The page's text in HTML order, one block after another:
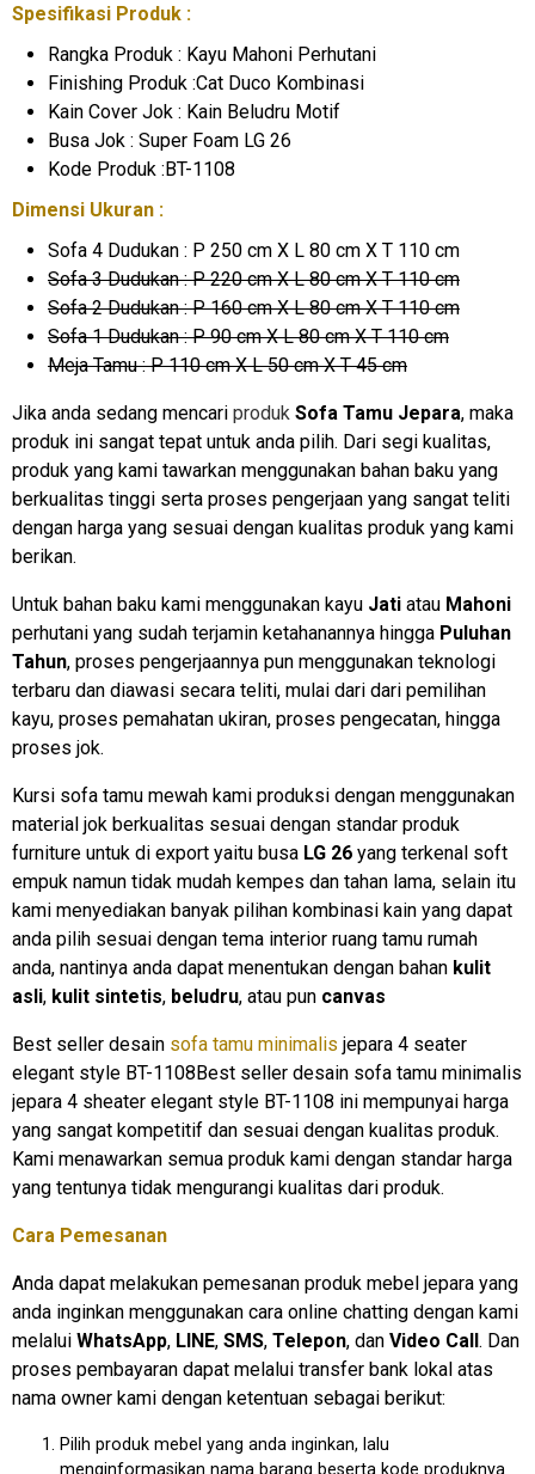
Spesifikasi Produk :
Rangka Produk : Kayu Mahoni Perhutani
Finishing Produk :Cat Duco Kombinasi
Kain Cover Jok : Kain Beludru Motif
Busa Jok : Super Foam LG 26
Kode Produk :BT-1108
Dimensi Ukuran :
Sofa 4 Dudukan : P 250 cm X L 80 cm X T 110 cm
Sofa 3 Dudukan : P 220 cm X L 80 cm X T 110 cm
Sofa 2 Dudukan : P 160 cm X L 80 cm X T 110 cm
Sofa 1 Dudukan : P 90 cm X L 80 cm X T 110 cm
Meja Tamu : P 110 cm X L 50 cm X T 45 cm
Jika anda sedang mencari produk Sofa Tamu Jepara, maka
produk ini sangat tepat untuk anda pilih. Dari segi kualitas,
produk yang kami tawarkan menggunakan bahan baku yang
berkualitas tinggi serta proses pengerjaan yang sangat teliti
dengan harga yang sesuai dengan kualitas produk yang kami
berikan.
Untuk bahan baku kami menggunakan kayu Jati atau Mahoni
perhutani yang sudah terjamin ketahanannya hingga Puluhan
Tahun, proses pengerjaannya pun menggunakan teknologi
terbaru dan diawasi secara teliti, mulai dari dari pemilihan
kayu, proses pemahatan ukiran, proses pengecatan, hingga
proses jok.
Kursi sofa tamu mewah kami produksi dengan menggunakan
material jok berkualitas sesuai dengan standar produk
furniture untuk di export yaitu busa LG 26 yang terkenal soft
empuk namun tidak mudah kempes dan tahan lama, selain itu
kami menyediakan banyak pilihan kombinasi kain yang dapat
anda pilih sesuai dengan tema interior ruang tamu rumah
anda, nantinya anda dapat menentukan dengan bahan kulit
asli, kulit sintetis, beludru, atau pun canvas
Best seller desain sofa tamu minimalis jepara 4 seater
elegant style BT-1108Best seller desain sofa tamu minimalis
jepara 4 sheater elegant style BT-1108 ini mempunyai harga
yang sangat kompetitif dan sesuai dengan kualitas produk.
Kami menawarkan semua produk kami dengan standar harga
yang tentunya tidak mengurangi kualitas dari produk.
Cara Pemesanan
Anda dapat melakukan pemesanan produk mebel jepara yang
anda inginkan menggunakan cara online chatting dengan kami
melalui WhatsApp, LINE, SMS, Telepon, dan Video Call. Dan
proses pembayaran dapat melalui transfer bank lokal atas
nama owner kami dengan ketentuan sebagai berikut:
Pilih produk mebel yang anda inginkan, lalu
menginformasikan nama barang beserta kode produknya